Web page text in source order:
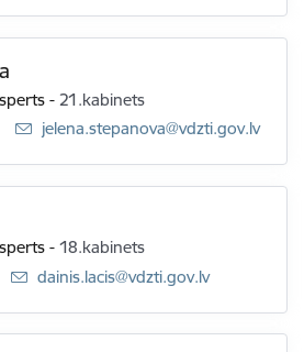
- 21.kabinets
E-pasts:
jelena.stepanova@vdzti.gov.lv
-18.kabinets
E-pasts:
dainis.lacis@vdzti.gov.lv